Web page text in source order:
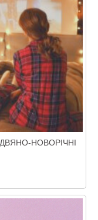
НОВОРІЧНІ